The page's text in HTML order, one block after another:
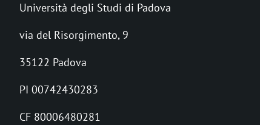
d
c
r
u
m
Università degli Studi di Padova
via del Risorgimento, 9
35122 Padova
PI 00742430283
CF 80006480281